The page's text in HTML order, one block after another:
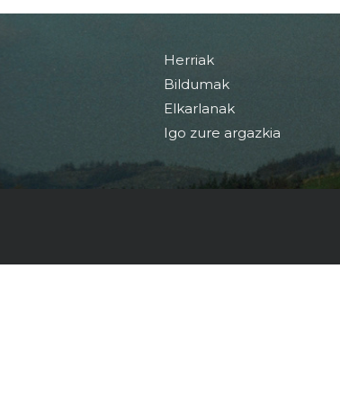
Herriak
Bildumak
Elkarlanak
Igo zure argazkia